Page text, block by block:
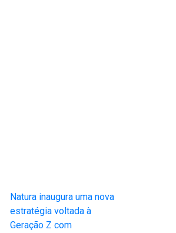
Natura inaugura uma nova
estratégia voltada à
Geração Z com